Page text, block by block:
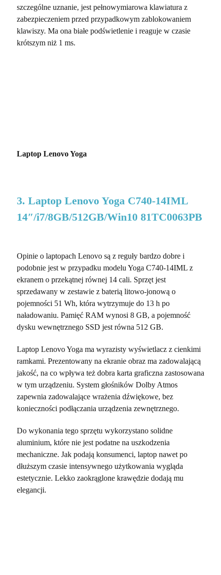
szczególne uznanie, jest pełnowymiarowa klawiatura z
zabezpieczeniem przed przypadkowym zablokowaniem
klawiszy. Ma ona białe podświetlenie i reaguje w czasie
krótszym niż 1 ms.
Laptop Lenovo Yoga
3. Laptop Lenovo Yoga C740-14IML
14″/i7/8GB/512GB/Win10 81TC0063PB
Opinie o laptopach Lenovo są z reguły bardzo dobre i
podobnie jest w przypadku modelu Yoga C740-14IML z
ekranem o przekątnej równej 14 cali. Sprzęt jest
sprzedawany w zestawie z baterią litowo-jonową o
pojemności 51 Wh, która wytrzymuje do 13 h po
naładowaniu. Pamięć RAM wynosi 8 GB, a pojemność
dysku wewnętrznego SSD jest równa 512 GB.
Laptop Lenovo Yoga ma wyrazisty wyświetlacz z cienkimi
ramkami. Prezentowany na ekranie obraz ma zadowalającą
jakość, na co wpływa też dobra karta graficzna zastosowana
w tym urządzeniu. System głośników Dolby Atmos
zapewnia zadowalające wrażenia dźwiękowe, bez
konieczności podłączania urządzenia zewnętrznego.
Do wykonania tego sprzętu wykorzystano solidne
aluminium, które nie jest podatne na uszkodzenia
mechaniczne. Jak podają konsumenci, laptop nawet po
dłuższym czasie intensywnego użytkowania wygląda
estetycznie. Lekko zaokrąglone krawędzie dodają mu
elegancji.